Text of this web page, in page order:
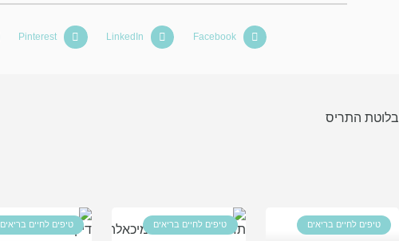
Facebook
LinkedIn
Pinterest
בלוטת התריס
טיפים לחיים בריאים טיפים לחיים בריאים טיפים לחיים בריאים